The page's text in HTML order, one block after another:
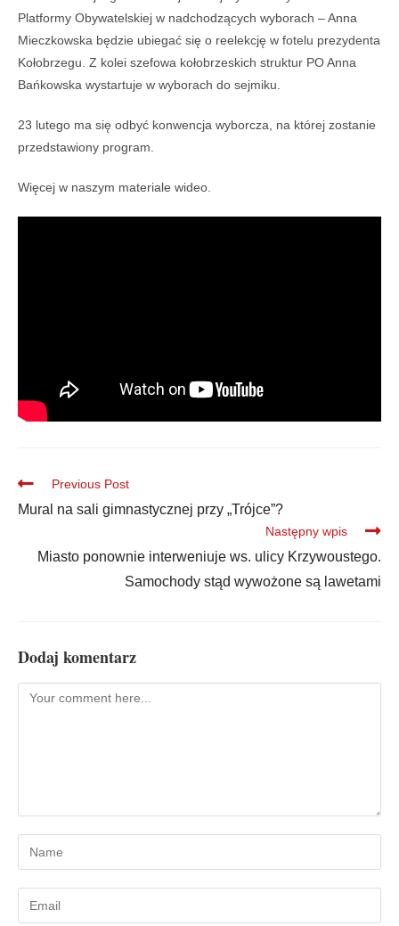
Platformy Obywatelskiej w nadchodzących wyborach – Anna
Mieczkowska będzie ubiegać się o reelekcję w fotelu prezydenta
Kołobrzegu. Z kolei szefowa kołobrzeskich struktur PO Anna
Bańkowska wystartuje w wyborach do sejmiku.
23 lutego ma się odbyć konwencja wyborcza, na której zostanie
przedstawiony program.
Więcej w naszym materiale wideo.
Previous Post
Mural na sali gimnastycznej przy „Trójce”?
Następny wpis
Miasto ponownie interweniuje ws. ulicy Krzywoustego.
Samochody stąd wywożone są lawetami
Dodaj komentarz